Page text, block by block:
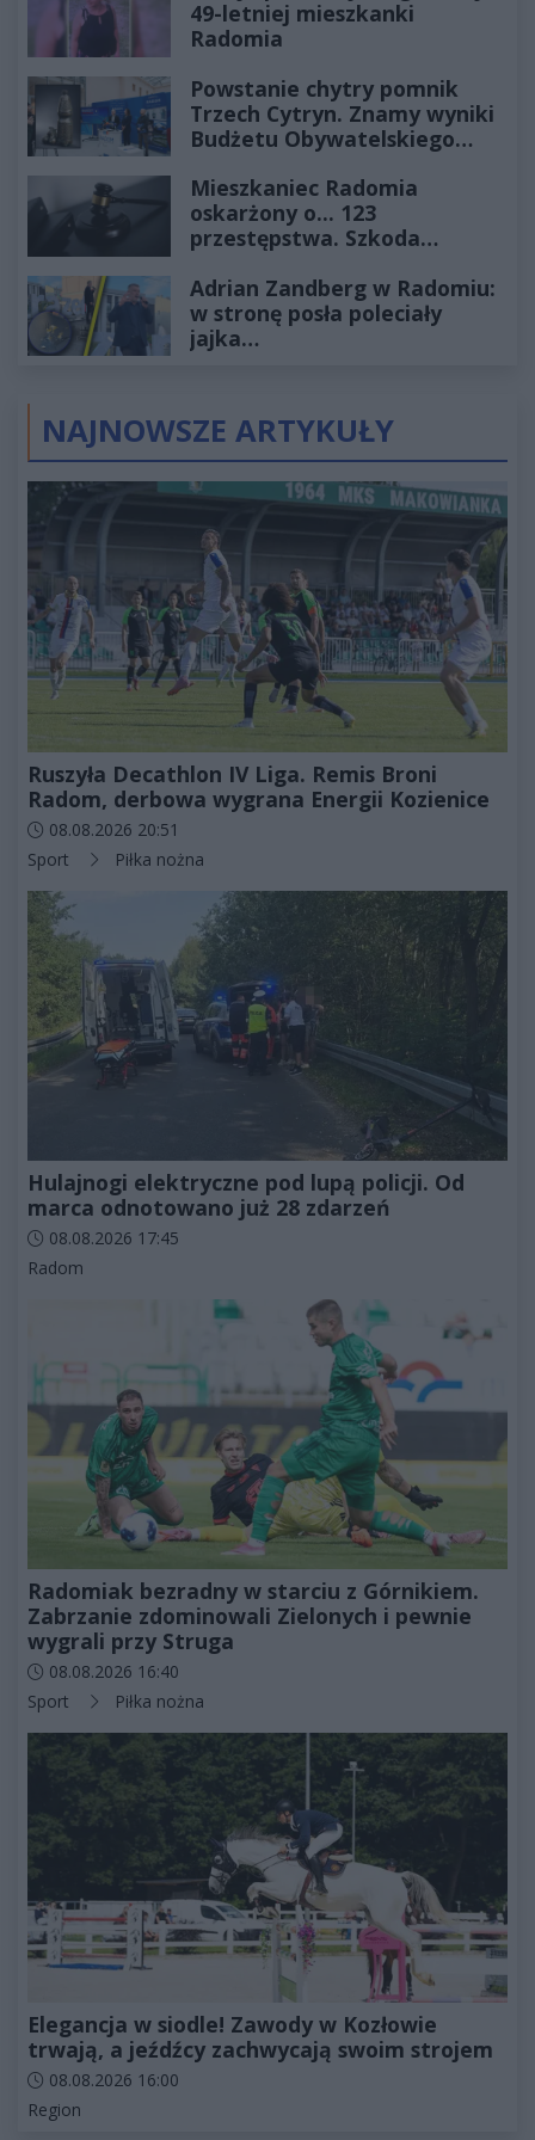
49-letniej mieszkanki
Radomia
Powstanie chytry pomnik
Trzech Cytryn. Znamy wyniki
Budżetu Obywatelskiego
Mieszkaniec Radomia
oskarżony o... 123
przestępstwa. Szkoda
złotych
Adrian Zandberg w Radomiu:
w stronę posła poleciały
jajka…
NAJNOWSZE ARTYKUŁY
Ruszyła Decathlon IV Liga. Remis Broni
Radom, derbowa wygrana Energii Kozienice
Data dodania artykułu:
08.08.2026 20:51
Kategorie artykułu:
Sport Piłka nożna
Hulajnogi elektryczne pod lupą policji. Od
marca odnotowano już 28 zdarzeń
Data dodania artykułu:
08.08.2026 17:45
Kategorie artykułu:
Radom
Radomiak bezradny w starciu z Górnikiem.
Zabrzanie zdominowali Zielonych i pewnie
wygrali przy Struga
Data dodania artykułu:
08.08.2026 16:40
Kategorie artykułu:
Sport Piłka nożna
Elegancja w siodle! Zawody w Kozłowie
trwają, a jeźdźcy zachwycają swoim strojem
Data dodania artykułu:
08.08.2026 16:00
Kategorie artykułu:
Region